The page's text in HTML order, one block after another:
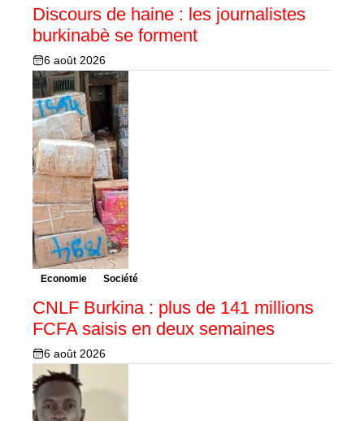
Discours de haine : les journalistes
burkinabè se forment
6 août 2026
Economie Société
CNLF Burkina : plus de 141 millions
FCFA saisis en deux semaines
6 août 2026